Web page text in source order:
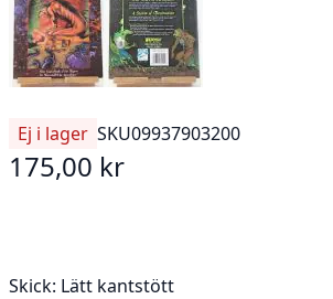
Ej i lager SKU09937903200
175,00 kr
Skick: Lätt kantstött